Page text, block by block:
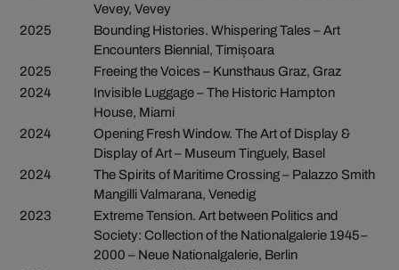
Vevey, Vevey
2025
Bounding Histories. Whispering Tales – Art
Encounters Biennial, Timișoara
2025
Freeing the Voices – Kunsthaus Graz, Graz
2024
Invisible Luggage – The Historic Hampton
House, Miami
2024
Opening Fresh Window. The Art of Display &
Display of Art – Museum Tinguely, Basel
2024
The Spirits of Maritime Crossing – Palazzo Smith
Mangilli Valmarana, Venedig
2023
Extreme Tension. Art between Politics and
Society: Collection of the Nationalgalerie 1945–
2000 – Neue Nationalgalerie, Berlin